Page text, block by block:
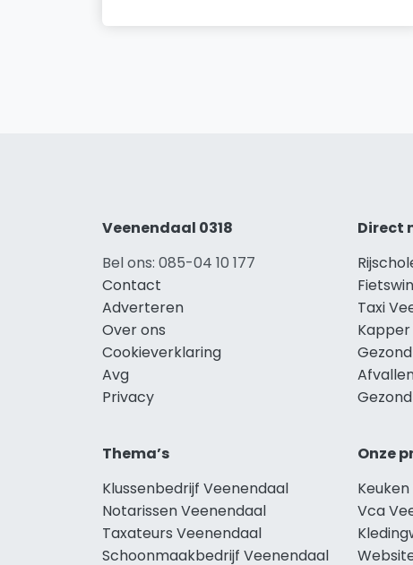
Veenendaal 0318
Bel ons: 085-04 10 177
Contact
Adverteren
Over ons
Cookieverklaring
Avg
Privacy
Direct
Taxi
Thema’s
Klussenbedrijf Veenendaal
Notarissen Veenendaal
Taxateurs Veenendaal
Schoonmaakbedrijf Veenendaal
Onze
Vca